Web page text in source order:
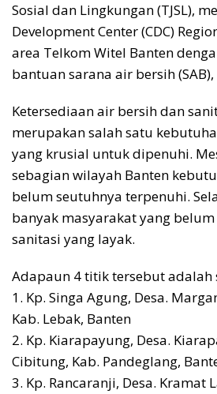
Sosial dan Lingkungan (TJSL),
Development Center (CDC)
area Telkom Witel Banten
bantuan sarana air bersih
Ketersediaan air bersih dan
merupakan salah satu
yang krusial untuk dipenuhi.
sebagian wilayah Banten
belum seutuhnya terpenuhi.
banyak masyarakat yang
sanitasi yang layak.
Adapaun 4 titik tersebut adalah
1. Kp. Singa Agung, Desa.
Kab. Lebak, Banten
2. Kp. Kiarapayung, Desa.
Cibitung, Kab. Pandeglang,
3. ⁠Kp. Rancaranji, Desa. Kramat